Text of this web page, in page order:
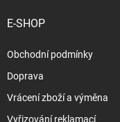
E-SHOP
Obchodní podmínky
Doprava
Vrácení zboží a výměna
Vyřizování reklamací